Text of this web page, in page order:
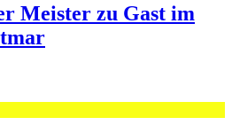
Meister zu Gast im